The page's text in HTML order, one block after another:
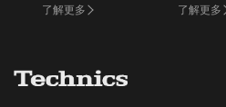
了解更多 了解更多